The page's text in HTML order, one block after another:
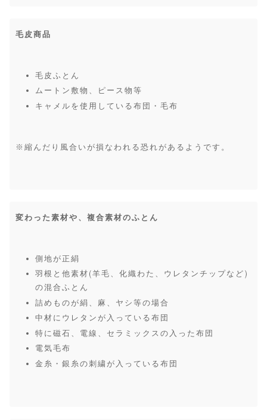
毛皮商品
毛皮ふとん
ムートン敷物、ピース物等
キャメルを使用している布団・毛布
※縮んだり風合いが損なわれる恐れがあるようです。
変わった素材や、複合素材のふとん
側地が正絹
羽根と他素材(羊毛、化織わた、ウレタンチップなど)
の混合ふとん
詰めものが絹、麻、ヤシ等の場合
中材にウレタンが入っている布団
特に磁石、電線、セラミックスの入った布団
電気毛布
金糸・銀糸の刺繍が入っている布団